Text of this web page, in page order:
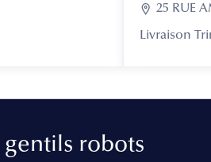
 25 RUE
Livraison
gentils robots